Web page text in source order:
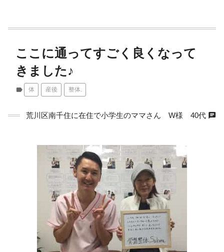
ここに通ってすごく良くなって
きました♪
label 体 産後 整体.
荒川区南千住に在住で小学生のママさん W様 40代 chat